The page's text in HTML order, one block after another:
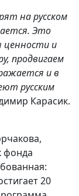
на русском
Это
ценности и
продвигаем
и в
русским
Карасик.
фонда
20